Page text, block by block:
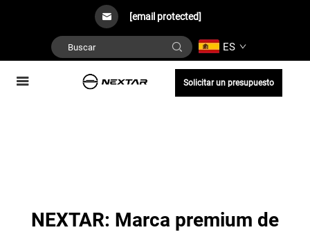
[email protected]
ES
Solicitar un presupuesto
NEXTAR: Marca premium de